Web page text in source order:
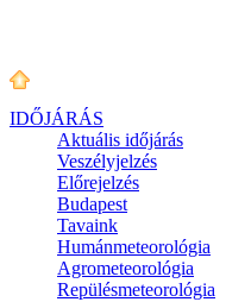
IDŐJÁRÁS
Aktuális időjárás
Veszélyjelzés
Előrejelzés
Budapest
Tavaink
Humánmeteorológia
Agrometeorológia
Repülésmeteorológia